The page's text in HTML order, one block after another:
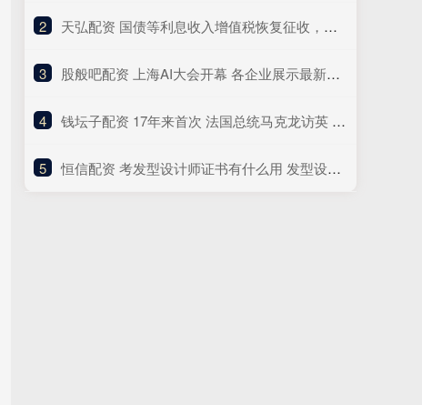
2 ​天弘配资 国债等利息收入增值税恢复征收，对债市、财政、银行、个人影响几何？
3 ​股般吧配资 上海AI大会开幕 各企业展示最新技术
4 ​钱坛子配资 17年来首次 法国总统马克龙访英 重启英欧关系新篇章
5 ​恒信配资 考发型设计师证书有什么用 发型设计师证书如何报名考试